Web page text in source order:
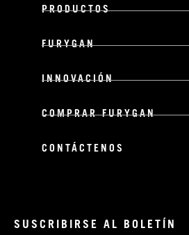
PRODUCTOS
FURYGAN
INNOVACIÓN
COMPRAR FURYGAN
CONTÁCTENOS
SUSCRIBIRSE AL BOLETÍN